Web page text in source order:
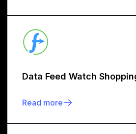
Data Feed Watch
Read more